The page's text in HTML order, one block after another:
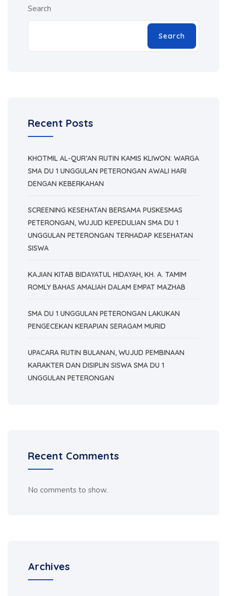
Search
Search
Recent Posts
KHOTMIL AL-QUR’AN RUTIN KAMIS KLIWON: WARGA
SMA DU 1 UNGGULAN PETERONGAN AWALI HARI
DENGAN KEBERKAHAN
SCREENING KESEHATAN BERSAMA PUSKESMAS
PETERONGAN, WUJUD KEPEDULIAN SMA DU 1
UNGGULAN PETERONGAN TERHADAP KESEHATAN
SISWA
KAJIAN KITAB BIDAYATUL HIDAYAH, KH. A. TAMIM
ROMLY BAHAS AMALIAH DALAM EMPAT MAZHAB
SMA DU 1 UNGGULAN PETERONGAN LAKUKAN
PENGECEKAN KERAPIAN SERAGAM MURID
UPACARA RUTIN BULANAN, WUJUD PEMBINAAN
KARAKTER DAN DISIPLIN SISWA SMA DU 1
UNGGULAN PETERONGAN
Recent Comments
No comments to show.
Archives